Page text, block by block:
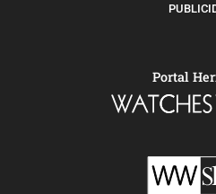
Portal